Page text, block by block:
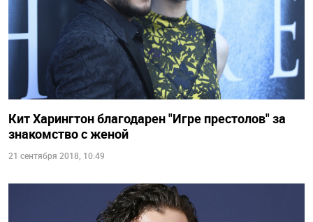
Кит Харингтон благодарен "Игре престолов" за
знакомство с женой
21 сентября 2018, 10:49